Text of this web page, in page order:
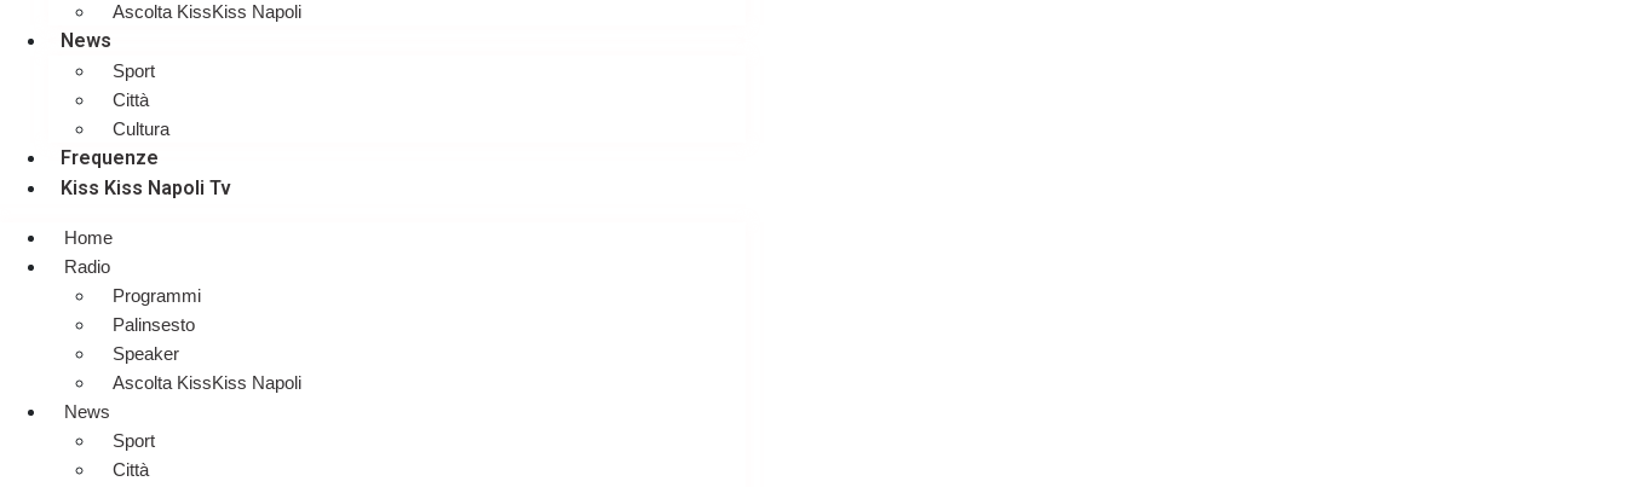
Ascolta KissKiss Napoli
News
Sport
Città
Cultura
Frequenze
Kiss Kiss Napoli Tv
Home
Radio
Programmi
Palinsesto
Speaker
Ascolta KissKiss Napoli
News
Sport
Città